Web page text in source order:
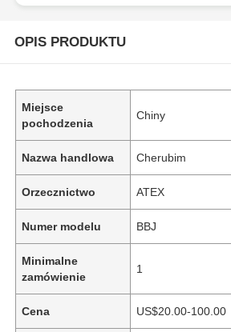
OPIS PRODUKTU
Miejsce
pochodzenia
Chiny
Nazwa handlowa Cherubim
Orzecznictwo ATEX
Numer modelu BBJ
Minimalne
zamówienie
1
Cena US$20.00-100.00